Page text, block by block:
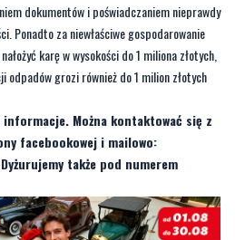
odpadów grozi również do 1 milion złotych
informacje. Można kontaktować się z
facebookowej i mailowo: